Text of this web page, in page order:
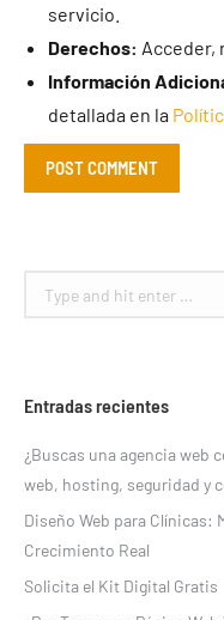
servicio.
Derechos: Acceder,
Información
detallada en la
POST COMMENT
Search:
Entradas recientes
¿Buscas una agencia web
web, hosting, seguridad y
Diseño Web para Clínicas:
Crecimiento Real
Solicita el Kit Digital Gratis